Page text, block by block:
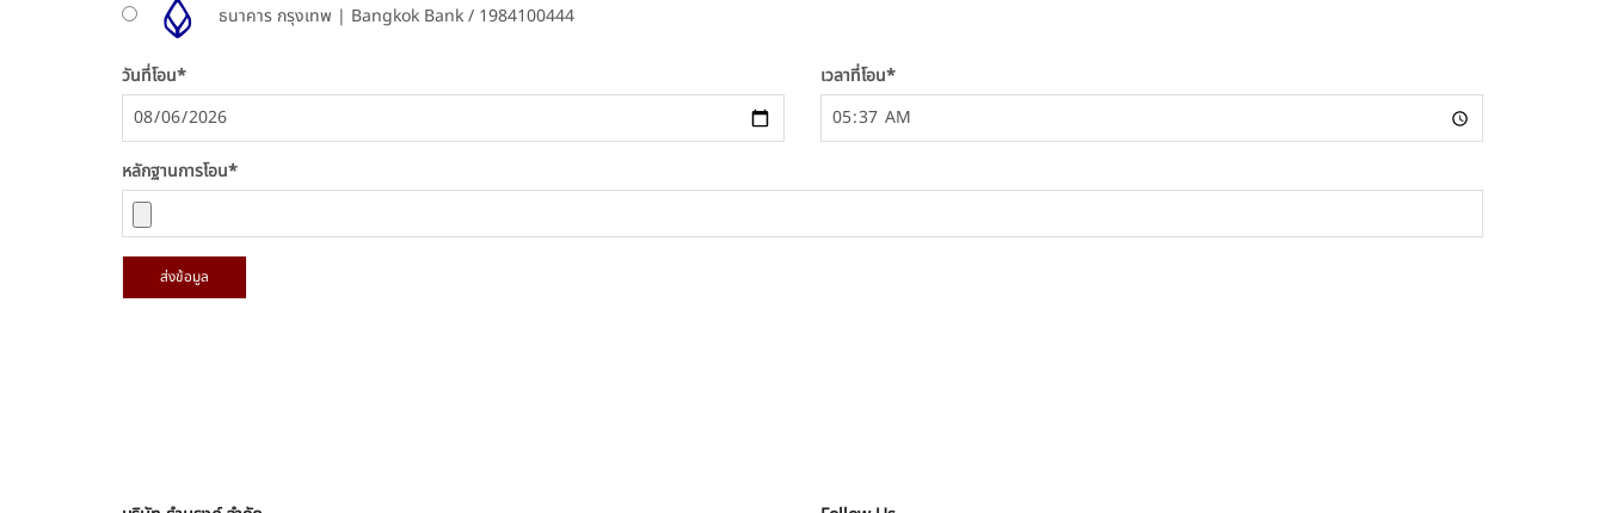
ธนาคาร กรุงเทพ | Bangkok Bank / 1984100444
วันที่โอน* เวลาที่โอน*
หลักฐานการโอน*
ส่งข้อมูล